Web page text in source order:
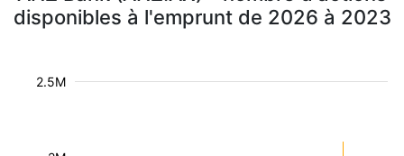
disponibles à l'emprunt de 2026 à 2023
2.5M